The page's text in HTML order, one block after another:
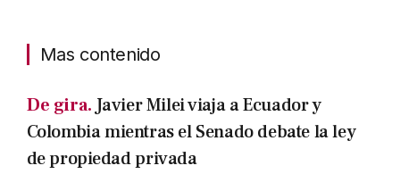
Mas contenido
De gira. Javier Milei viaja a Ecuador y
Colombia mientras el Senado debate la ley
de propiedad privada